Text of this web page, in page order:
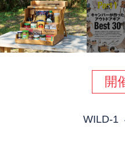
開
WILD-1